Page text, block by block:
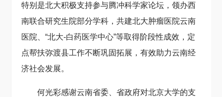
特别是北大积极支持参与腾冲科学家论坛，领办西
南联合研究生院部分学科，共建北大肿瘤医院云南
医院、“北大-白药医学中心”等取得阶段性成效，定
点帮扶弥渡县工作不断巩固拓展，有效助力云南经
济社会发展。
何光彩感谢云南省委、省政府对北京大学的支